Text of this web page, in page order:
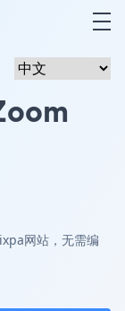
网站，无需编